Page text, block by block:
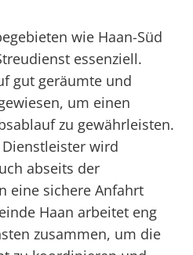
wie Haan-Süd
essenziell.
gut geräumte und
um einen
zu gewährleisten.
wird
abseits der
eine sichere Anfahrt
Haan arbeitet eng
zusammen, um die